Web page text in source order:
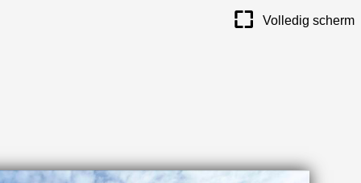
maximize Volledig scherm